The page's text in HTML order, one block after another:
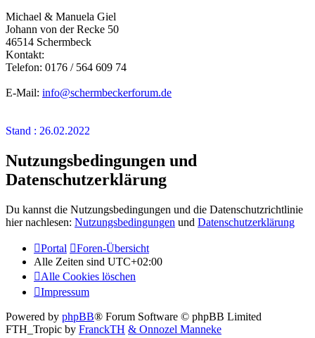
Michael & Manuela Giel
Johann von der Recke 50
46514 Schermbeck
Kontakt:
Telefon: 0176 / 564 609 74
E-Mail: info@schermbeckerforum.de
Stand : 26.02.2022
Nutzungsbedingungen und
Datenschutzerklärung
Du kannst die Nutzungsbedingungen und die Datenschutzrichtlinie
hier nachlesen: Nutzungsbedingungen und Datenschutzerklärung
Portal
Foren-Übersicht
Alle Zeiten sind UTC+02:00
Alle Cookies löschen
Impressum
Powered by phpBB® Forum Software © phpBB Limited
FTH_Tropic by FranckTH & Onnozel Manneke